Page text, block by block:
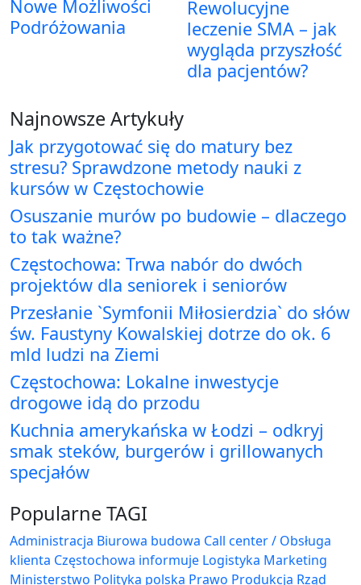
Nowe Możliwości
Podróżowania
Rewolucyjne
leczenie SMA – jak
wygląda przyszłość
dla pacjentów?
Najnowsze Artykuły
Jak przygotować się do matury bez
stresu? Sprawdzone metody nauki z
kursów w Częstochowie
Osuszanie murów po budowie – dlaczego
to tak ważne?
Częstochowa: Trwa nabór do dwóch
projektów dla seniorek i seniorów
Przesłanie `Symfonii Miłosierdzia` do słów
św. Faustyny Kowalskiej dotrze do ok. 6
mld ludzi na Ziemi
Częstochowa: Lokalne inwestycje
drogowe idą do przodu
Kuchnia amerykańska w Łodzi – odkryj
smak steków, burgerów i grillowanych
specjałów
Popularne TAGI
Administracja Biurowa budowa Call center / Obsługa
klienta Częstochowa informuje Logistyka Marketing
Ministerstwo Polityka polska Prawo Produkcja Rząd